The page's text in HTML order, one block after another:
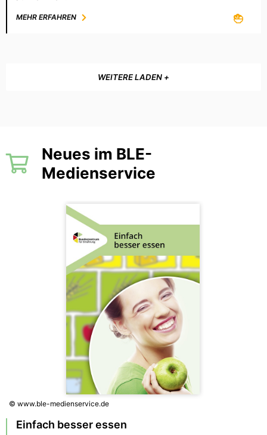
MEHR ERFAHREN
WEITERE LADEN +
Neues im BLE-
Medienservice
© www.ble-medienservice.de
Einfach besser essen